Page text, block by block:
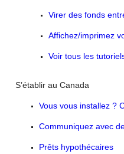
Virer des fonds
Affichez/imprimez
Voir tous les
S’établir au Canada
Vous vous installez ?
Communiquez avec
Prêts hypothécaires